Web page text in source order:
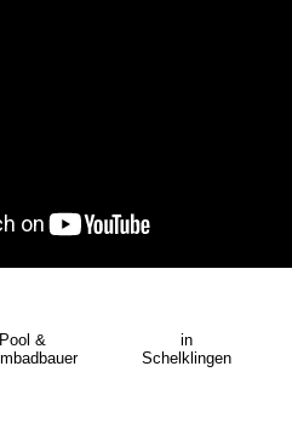
Pool &
in
Schelklingen